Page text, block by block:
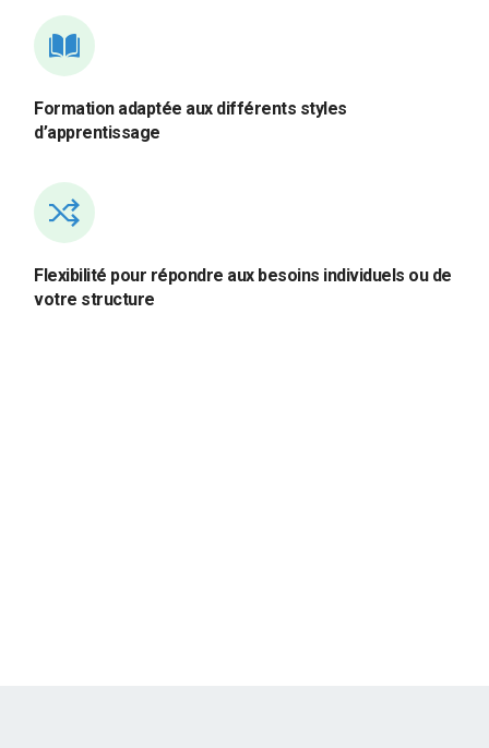
Formation adaptée aux différents styles
d’apprentissage
Flexibilité pour répondre aux besoins individuels ou de
votre structure